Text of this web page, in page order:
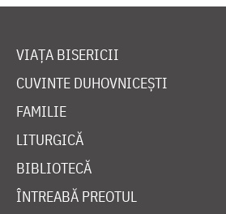
VIAȚA BISERICII
CUVINTE DUHOVNICEȘTI
FAMILIE
LITURGICĂ
BIBLIOTECĂ
ÎNTREABĂ PREOTUL